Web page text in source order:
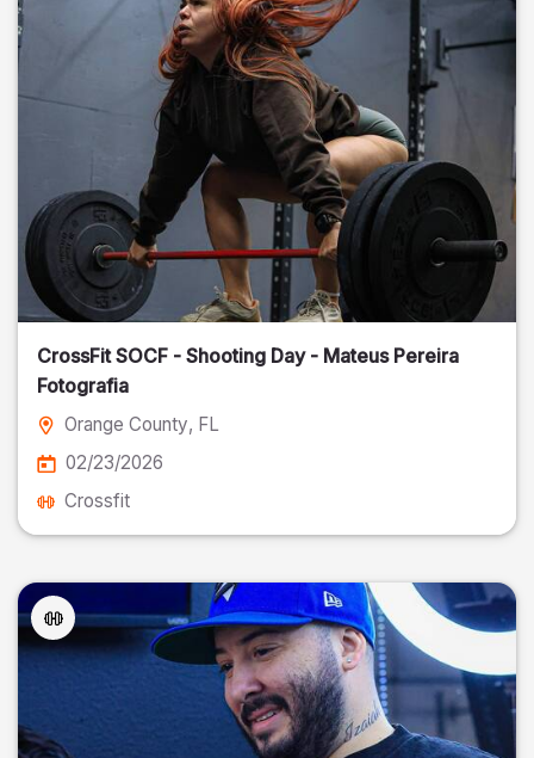
CrossFit SOCF - Shooting Day - Mateus Pereira
Fotografia
Orange County, FL
02/23/2026
Crossfit